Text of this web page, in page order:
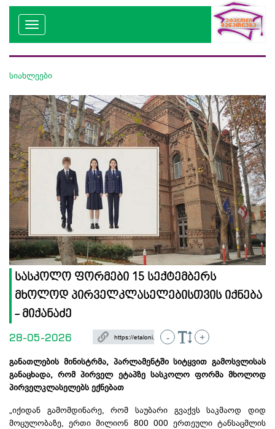
სიახლეები
სასკოლო ფორმები 15 სექტემბერს
მხოლოდ პირველკლასელებისთვის იქნება
- მიქანაძე
28-05-2026 - +
განათლების მინისტრმა, პარლამენტში სიტყვით გამოსვლისას
განაცხადა, რომ პირველ ეტაპზე სასკოლო ფორმა მხოლოდ
პირველკლასელებს ექნებათ
„იქიდან გამომდინარე, რომ საუბარი გვაქვს საკმაოდ დიდ
მოცულობაზე, ერთი მილიონ 800 000 ერთეული ტანსაცმლის